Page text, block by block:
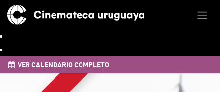
VER CALENDARIO COMPLETO